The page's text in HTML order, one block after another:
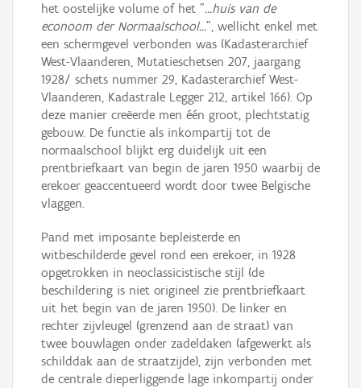
het oostelijke volume of het "...huis van de
econoom der Normaalschool...", wellicht enkel met
een schermgevel verbonden was (Kadasterarchief
West-Vlaanderen, Mutatieschetsen 207, jaargang
1928/ schets nummer 29, Kadasterarchief West-
Vlaanderen, Kadastrale Legger 212, artikel 166). Op
deze manier creëerde men één groot, plechtstatig
gebouw. De functie als inkompartij tot de
normaalschool blijkt erg duidelijk uit een
prentbriefkaart van begin de jaren 1950 waarbij de
erekoer geaccentueerd wordt door twee Belgische
vlaggen.
Pand met imposante bepleisterde en
witbeschilderde gevel rond een erekoer, in 1928
opgetrokken in neoclassicistische stijl (de
beschildering is niet origineel zie prentbriefkaart
uit het begin van de jaren 1950). De linker en
rechter zijvleugel (grenzend aan de straat) van
twee bouwlagen onder zadeldaken (afgewerkt als
schilddak aan de straatzijde), zijn verbonden met
de centrale dieperliggende lage inkompartij onder